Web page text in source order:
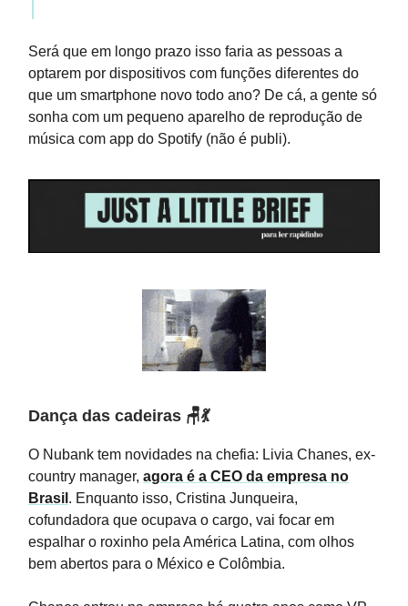
Será que em longo prazo isso faria as pessoas a
optarem por dispositivos com funções diferentes do
que um smartphone novo todo ano? De cá, a gente só
sonha com um pequeno aparelho de reprodução de
música com app do Spotify (não é publi).
Dança das cadeiras 🪑💃
O Nubank tem novidades na chefia: Livia Chanes, ex-
country manager, agora é a CEO da empresa no
Brasil . Enquanto isso, Cristina Junqueira,
cofundadora que ocupava o cargo, vai focar em
espalhar o roxinho pela América Latina, com olhos
bem abertos para o México e Colômbia.